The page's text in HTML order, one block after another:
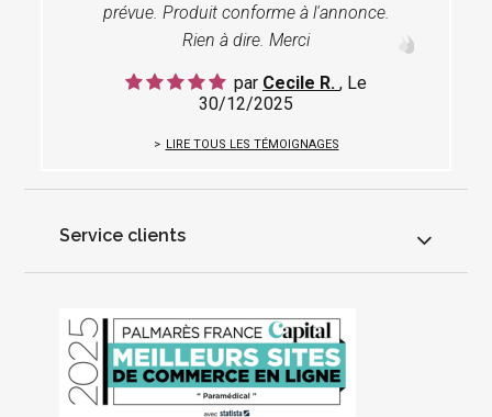
prévue. Produit conforme à l'annonce.
Rien à dire. Merci
par Cecile R. , Le
30/12/2025
LIRE TOUS LES TÉMOIGNAGES
Service clients